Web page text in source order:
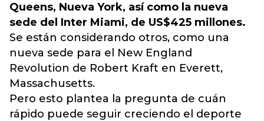
Queens, Nueva York, así como la nueva
sede del Inter Miami, de US$425 millones.
Se están considerando otros, como una
nueva sede para el New England
Revolution de Robert Kraft en Everett,
Massachusetts.
Pero esto plantea la pregunta de cuán
rápido puede seguir creciendo el deporte